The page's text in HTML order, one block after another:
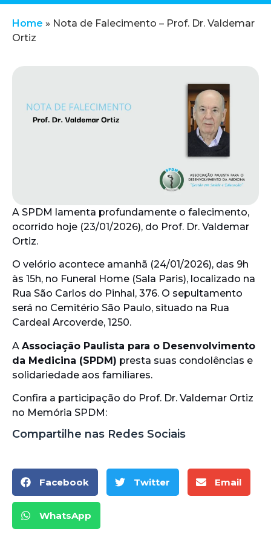
Home » Nota de Falecimento – Prof. Dr. Valdemar
Ortiz
A SPDM lamenta profundamente o falecimento,
ocorrido hoje (23/01/2026), do Prof. Dr. Valdemar
Ortiz.
O velório acontece amanhã (24/01/2026), das 9h
às 15h, no Funeral Home (Sala Paris), localizado na
Rua São Carlos do Pinhal, 376. O sepultamento
será no Cemitério São Paulo, situado na Rua
Cardeal Arcoverde, 1250.
A Associação Paulista para o Desenvolvimento
da Medicina (SPDM) presta suas condolências e
solidariedade aos familiares.
Confira a participação do Prof. Dr. Valdemar Ortiz
no Memória SPDM:
Compartilhe nas Redes Sociais
Facebook Twitter Email
WhatsApp